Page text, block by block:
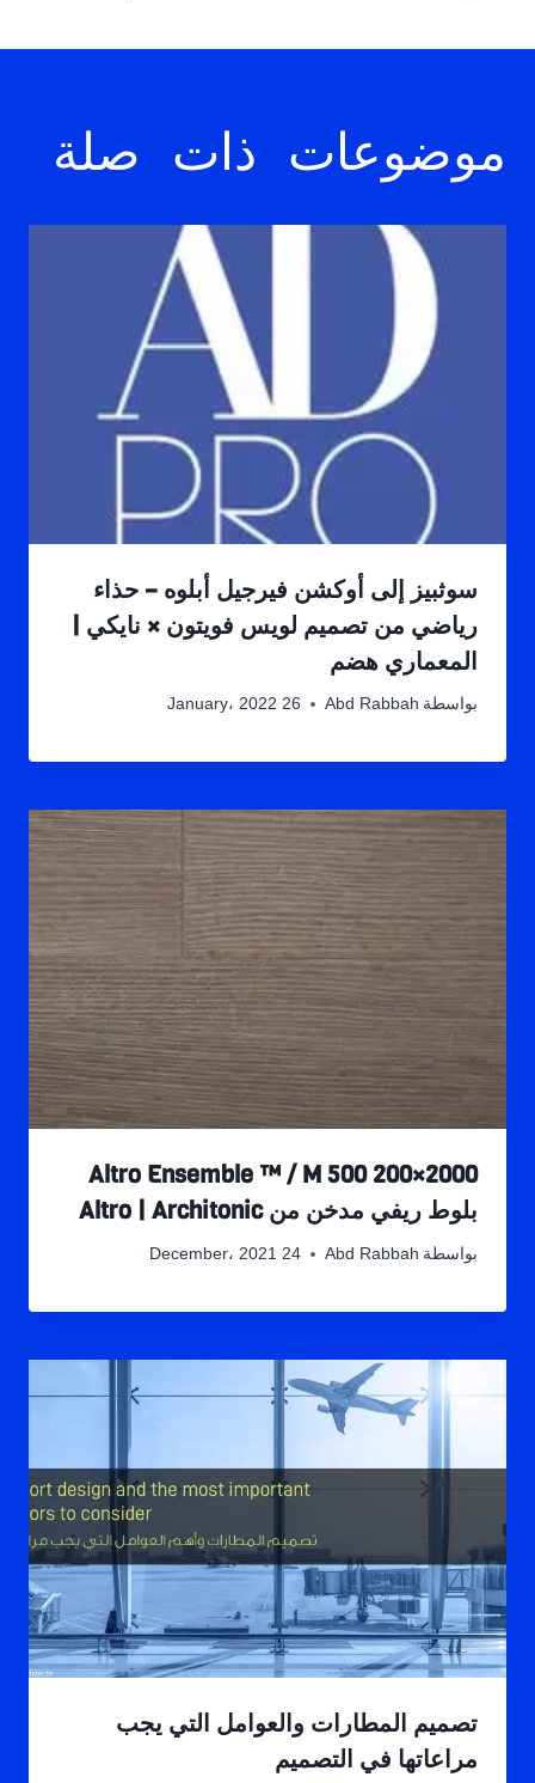
موضوعات ذات صلة
سوثبيز إلى أوكشن فيرجيل أبلوه – حذاء
رياضي من تصميم لويس فويتون × نايكي |
المعماري هضم
بواسطة Abd Rabbah 26 January، 2022
Altro Ensemble ™ / M 500 200×2000
بلوط ريفي مدخن من Altro | Architonic
بواسطة Abd Rabbah 24 December، 2021
تصميم المطارات والعوامل التي يجب
مراعاتها في التصميم